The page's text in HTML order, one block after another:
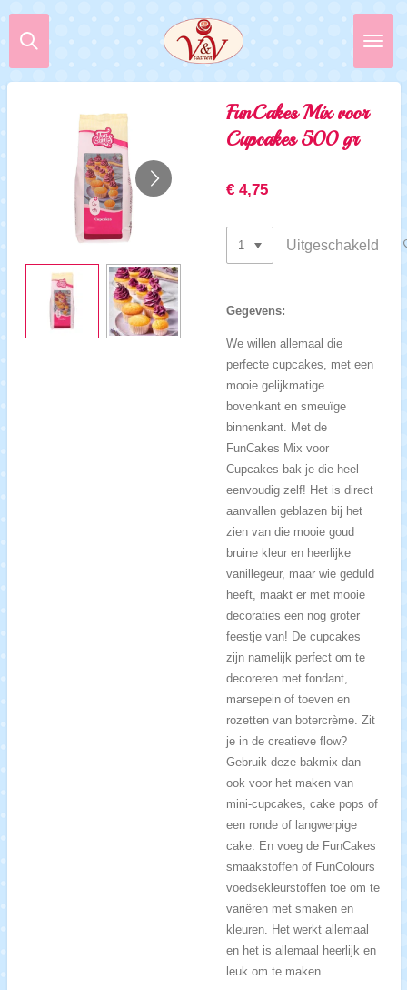
Ga
direct
de
FunCakes Mix voor
Cupcakes 500 gr
€ 4,75
Uitgeschakeld
Gegevens:
We willen allemaal die
perfecte cupcakes, met een
mooie gelijkmatige
bovenkant en smeuïge
binnenkant. Met de
FunCakes Mix voor
Cupcakes bak je die heel
eenvoudig zelf! Het is direct
aanvallen geblazen bij het
zien van die mooie goud
bruine kleur en heerlijke
vanillegeur, maar wie geduld
heeft, maakt er met mooie
decoraties een nog groter
feestje van! De cupcakes
zijn namelijk perfect om te
decoreren met fondant,
marsepein of toeven en
rozetten van botercrème. Zit
je in de creatieve flow?
Gebruik deze bakmix dan
ook voor het maken van
mini-cupcakes, cake pops of
een ronde of langwerpige
cake. En voeg de FunCakes
smaakstoffen of FunColours
voedsekleurstoffen toe om te
variëren met smaken en
kleuren. Het werkt allemaal
en het is allemaal heerlijk en
leuk om te maken.